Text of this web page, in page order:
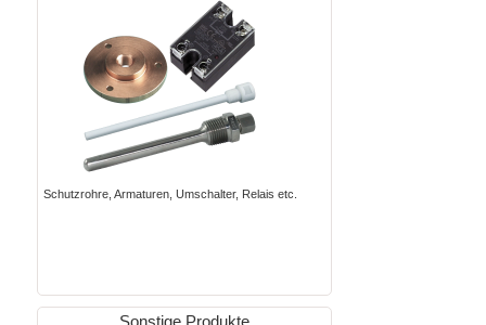
Schutzrohre, Armaturen, Umschalter, Relais etc.
Sonstige Produkte